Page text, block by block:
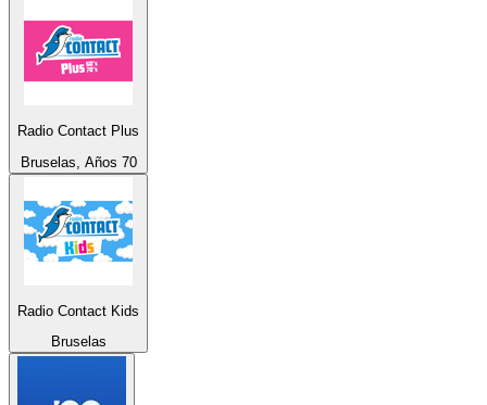
Radio Contact Plus
Bruselas, Años 70
Radio Contact Kids
Bruselas